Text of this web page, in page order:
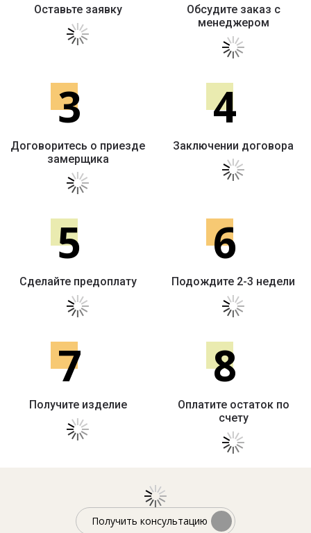
Оставьте заявку
Обсудите заказ с
менеджером
3
Договоритесь о приезде
замерщика
4
Заключении договора
5
Сделайте предоплату
6
Подождите 2-3 недели
7
Получите изделие
8
Оплатите остаток по
счету
Получить консультацию